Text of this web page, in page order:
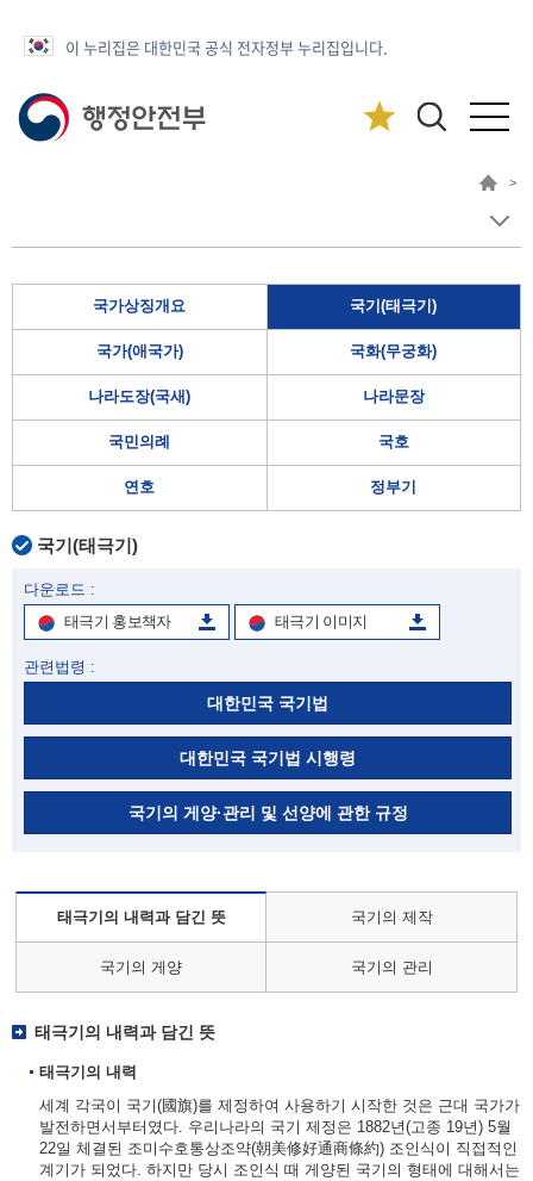
이 누리집은 대한민국 공식 전자정부 누리집입니다.
>
국가상징개요 국기(태극기)
국가(애국가) 국화(무궁화)
나라도장(국새) 나라문장
국민의례 국호
연호 정부기
국기(태극기)
다운로드 :
태극기 홍보책자
태극기 이미지
관련법령 :
대한민국 국기법
대한민국 국기법 시행령
국기의 게양·관리 및 선양에 관한 규정
태극기의 내력과 담긴 뜻 국기의 제작
국기의 게양 국기의 관리
태극기의 내력과 담긴 뜻
태극기의 내력
세계 각국이 국기(國旗)를 제정하여 사용하기 시작한 것은 근대 국가가
발전하면서부터였다. 우리나라의 국기 제정은 1882년(고종 19년) 5월
22일 체결된 조미수호통상조약(朝美修好通商條約) 조인식이 직접적인
계기가 되었다. 하지만 당시 조인식 때 게양된 국기의 형태에 대해서는